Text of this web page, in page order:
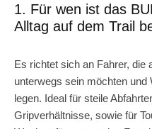
1. Für wen ist das
Alltag auf dem Trail
Es richtet sich an Fahrer, die
unterwegs sein möchten
legen. Ideal für steile
Gripverhältnisse, sowie für